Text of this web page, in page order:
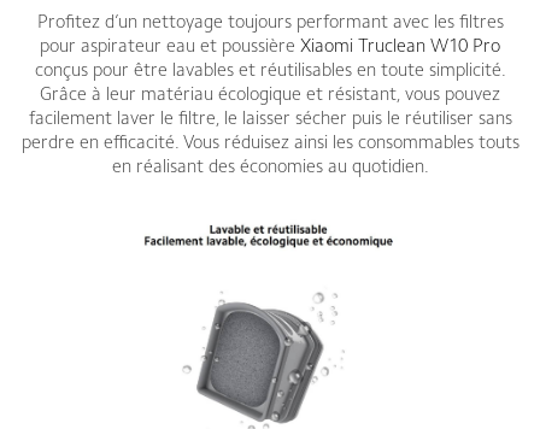
Profitez d’un nettoyage toujours performant avec les filtres
pour aspirateur eau et poussière Xiaomi Truclean W10 Pro
conçus pour être lavables et réutilisables en toute simplicité.
Grâce à leur matériau écologique et résistant, vous pouvez
facilement laver le filtre, le laisser sécher puis le réutiliser sans
perdre en efficacité. Vous réduisez ainsi les consommables touts
en réalisant des économies au quotidien.